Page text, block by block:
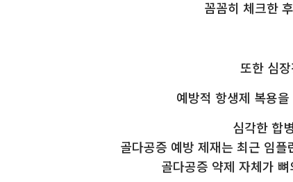
꼼꼼히 체크한
또한 심
예방적 항생제 복용
심각한 합
골다공증 예방 제재는 최근 임
골다공증 약제 자체가